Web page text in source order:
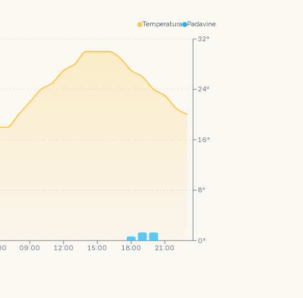
Temperatura Padavine
09:00 12:00 15:00 18:00 21:00
0°
8°
16°
24°
32°